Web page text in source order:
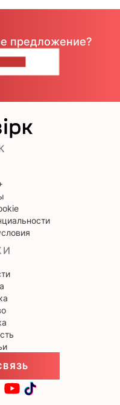
предложение?